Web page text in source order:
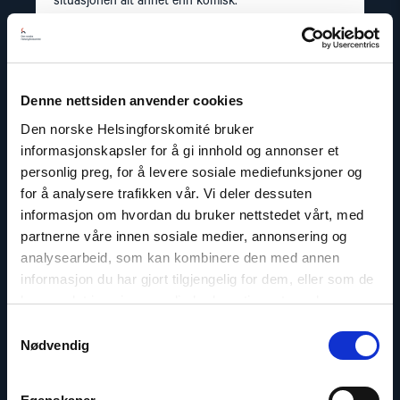
Denne nettsiden anvender cookies
Den norske Helsingforskomité bruker
informasjonskapsler for å gi innhold og annonser et
personlig preg, for å levere sosiale mediefunksjoner og
for å analysere trafikken vår. Vi deler dessuten
informasjon om hvordan du bruker nettstedet vårt, med
partnerne våre innen sosiale medier, annonsering og
analysearbeid, som kan kombinere den med annen
informasjon du har gjort tilgjengelig for dem, eller som de
har samlet inn gjennom din bruk av tjenestene deres.
Nødvendig
"Usbekistan"